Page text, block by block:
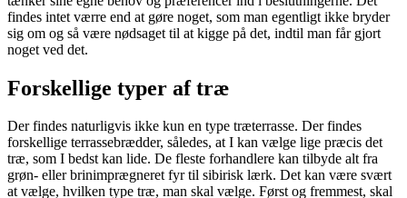
findes intet værre end at gøre noget, som man egentligt ikke bryder
sig om og så være nødsaget til at kigge på det, indtil man får gjort
noget ved det.
Forskellige typer af træ
Der findes naturligvis ikke kun en type træterrasse. Der findes
forskellige terrassebrædder, således, at I kan vælge lige præcis det
træ, som I bedst kan lide. De fleste forhandlere kan tilbyde alt fra
grøn- eller brinimprægneret fyr til sibirisk lærk. Det kan være svært
at vælge, hvilken type træ, man skal vælge. Først og fremmest, skal